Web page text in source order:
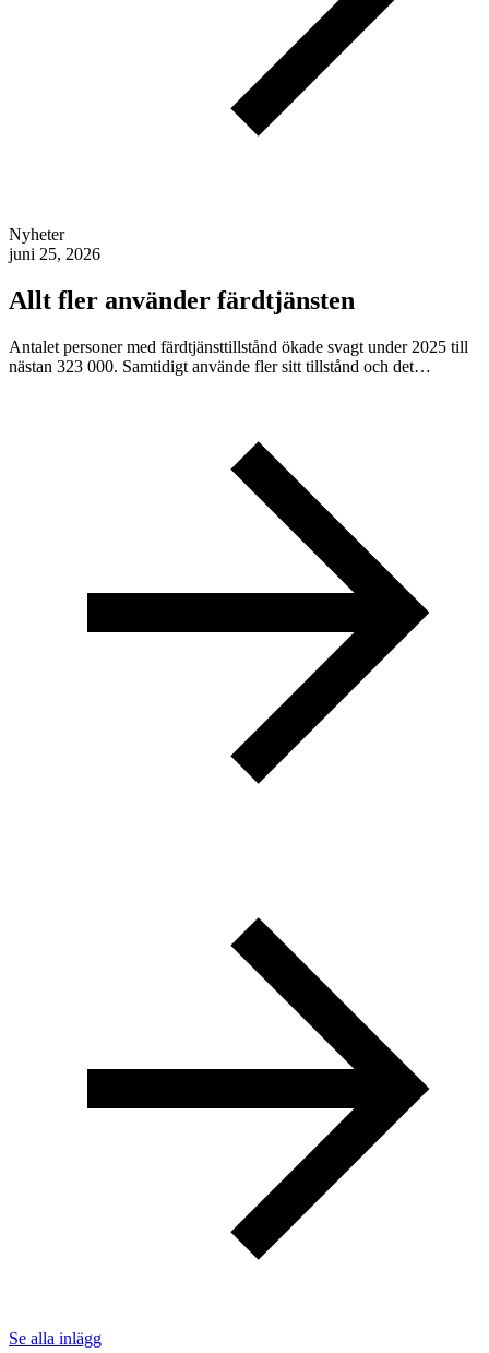
Nyheter
juni 25, 2026
Allt fler använder färdtjänsten
Antalet personer med färdtjänsttillstånd ökade svagt under 2025 till
nästan 323 000. Samtidigt använde fler sitt tillstånd och det…
Se alla inlägg